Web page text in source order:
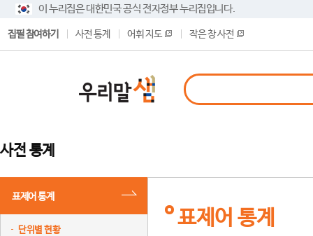
이 누리집은 대한민국 공식 전자정부 누리집입니다.
집필 참여하기 사전 통계 어휘 지도 작은 창 사전
사전 통계
표제어 통계
단위별 현황
표제어 통계